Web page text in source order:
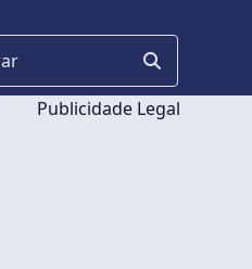
Publicidade Legal